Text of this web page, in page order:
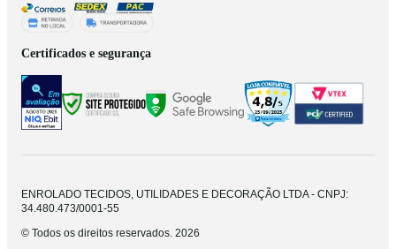
Certificados e segurança
ENROLADO TECIDOS, UTILIDADES E DECORAÇÃO LTDA - CNPJ:
34.480.473/0001-55
© Todos os direitos reservados. 2026